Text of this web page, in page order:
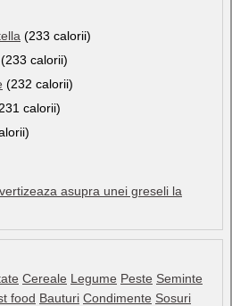
(233 calorii)
(233 calorii)
(232 calorii)
calorii)
asupra unei greseli la
Cereale Legume Peste Seminte
food Bauturi Condimente Sosuri